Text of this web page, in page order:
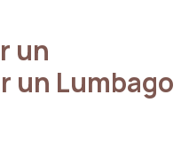
un
un Lumbago